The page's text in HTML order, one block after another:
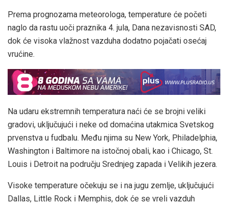
Prema prognozama meteorologa, temperature će početi
naglo da rastu uoči praznika 4. jula, Dana nezavisnosti SAD,
dok će visoka vlažnost vazduha dodatno pojačati osećaj
vrućine.
Na udaru ekstremnih temperatura naći će se brojni veliki
gradovi, uključujući i neke od domaćina utakmica Svetskog
prvenstva u fudbalu. Među njima su New York, Philadelphia,
Washington i Baltimore na istočnoj obali, kao i Chicago, St.
Louis i Detroit na području Srednjeg zapada i Velikih jezera.
Visoke temperature očekuju se i na jugu zemlje, uključujući
Dallas, Little Rock i Memphis, dok će se vreli vazduh